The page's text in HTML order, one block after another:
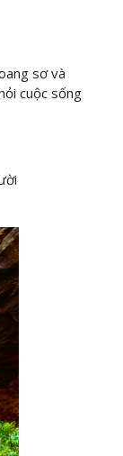
sơ và
cuộc sống